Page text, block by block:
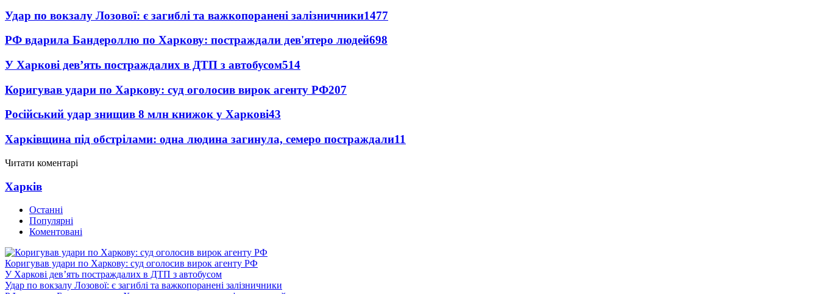
Удар по вокзалу Лозової: є загиблі та важкопоранені залізничники1477
РФ вдарила Бандероллю по Харкову: постраждали дев'ятеро людей698
У Харкові дев’ять постраждалих в ДТП з автобусом514
Коригував удари по Харкову: суд оголосив вирок агенту РФ207
Російський удар знищив 8 млн книжок у Харкові43
Харківщина під обстрілами: одна людина загинула, семеро постраждали11
Читати коментарі
Харків
Останні
Популярні
Коментовані
Коригував удари по Харкову: суд оголосив вирок агенту РФ
У Харкові дев’ять постраждалих в ДТП з автобусом
Удар по вокзалу Лозової: є загиблі та важкопоранені залізничники